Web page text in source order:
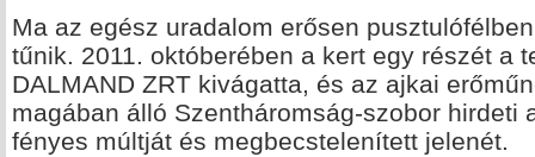
Ma az egész uradalom erősen
tűnik. 2011. októberében a kert egy részét a
DALMAND ZRT kivágatta, és az ajkai
magában álló Szentháromság-szobor hirdeti
fényes múltját és megbecstelenített jelenét.